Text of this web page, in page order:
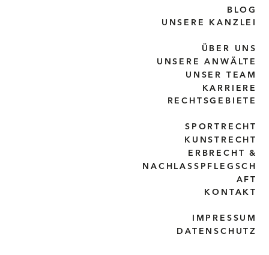
BLOG
UNSERE KANZLEI
ÜBER UNS
UNSERE ANWÄLTE
UNSER TEAM
KARRIERE
RECHTSGEBIETE
SPORTRECHT
KUNSTRECHT
ERBRECHT &
NACHLASSPFLEGSCH
AFT
KONTAKT
IMPRESSUM
DATENSCHUTZ